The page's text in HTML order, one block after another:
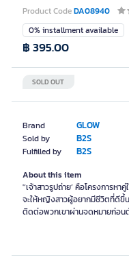
Product CodeDA08940
Brand GLOW
Sold by B2S
Fulfilled by B2S
0% installment available
SOLD OUT
฿ 395.00
About this item
'‘เจ้าสาวรูปถ่าย’ คือโครงการห
จะให้หญิงสาวผู้อยากมีชีวิตที่ดีขึ้
ติดต่อพวกเขาผ่านจดหมายก่อน